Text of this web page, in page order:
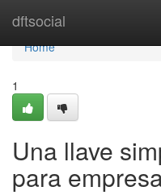
dftsocial
Home
Home
1
Una llave
para